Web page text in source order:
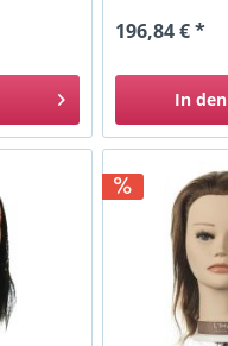
196,84 € *
In den